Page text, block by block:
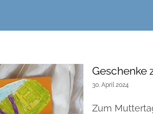
Geschenke
30. April 2024
Zum